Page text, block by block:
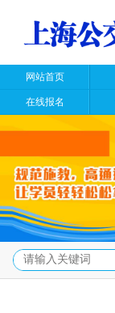
网站首页
在线报名